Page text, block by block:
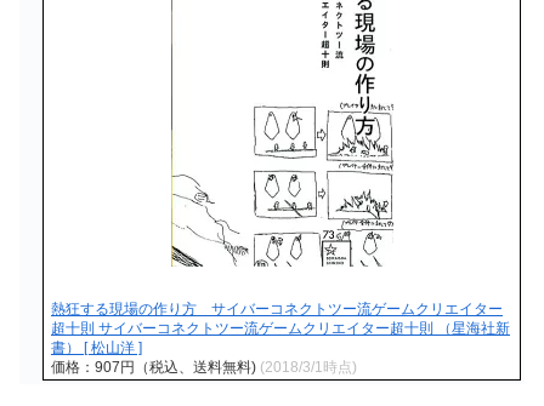
熱狂する現場の作り方 サイバーコネクトツー流ゲームクリエイター
超十則 サイバーコネクトツー流ゲームクリエイター超十則 （星海社新
書） [ 松山洋 ]
価格：907円（税込、送料無料) (2018/3/1時点)